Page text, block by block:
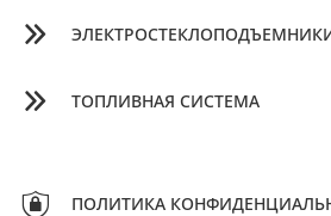
ТОПЛИВНАЯ СИСТЕМА
ПОЛИТИКА